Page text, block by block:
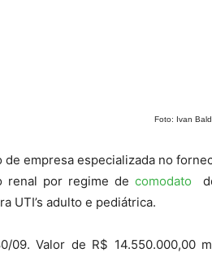
Foto: Ivan
de empresa especializada no
renal por regime de comodato
UTI’s adulto e pediátrica.
09. Valor de R$ 14.550.000,00